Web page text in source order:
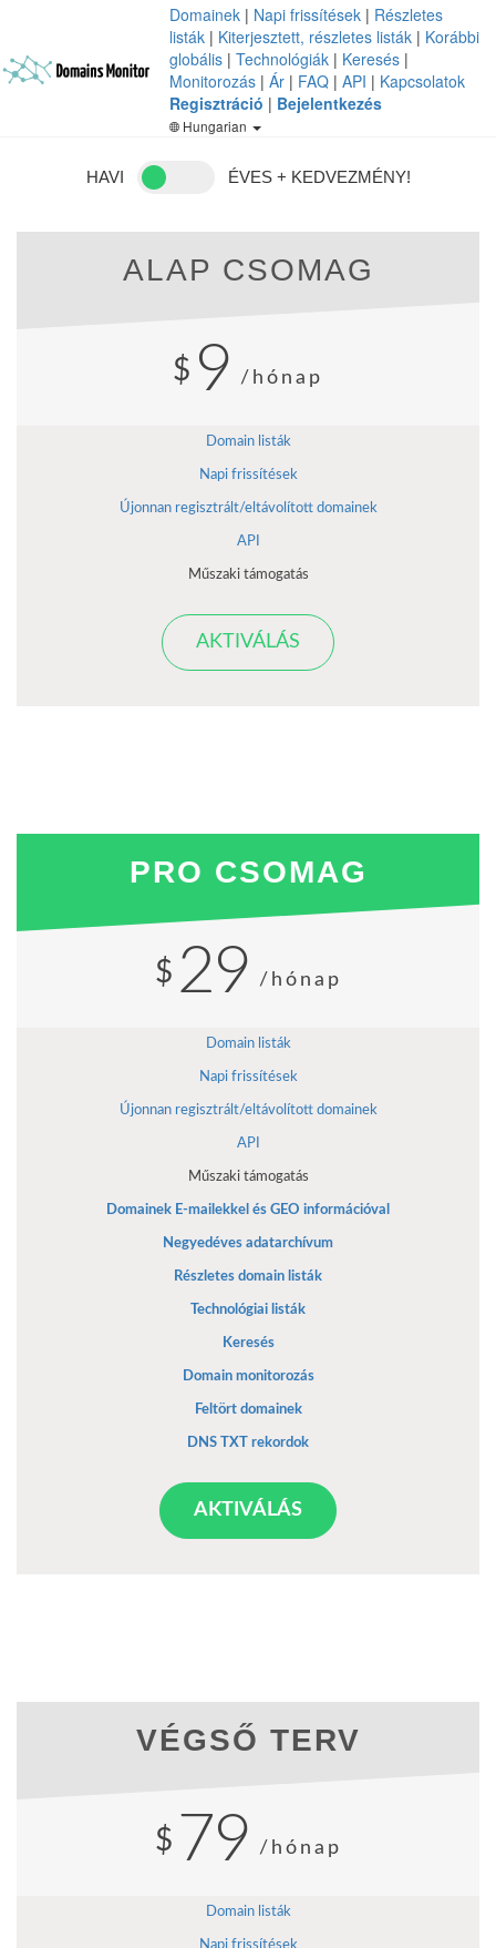
Domainek | Napi frissítések | Részletes
listák | Kiterjesztett, részletes listák | Korábbi
globális | Technológiák | Keresés |
Monitorozás | Ár | FAQ | API | Kapcsolatok
Regisztráció | Bejelentkezés
Hungarian
HAVI ÉVES + KEDVEZMÉNY!
ALAP CSOMAG
$ 9 /hónap
Domain listák
Napi frissítések
Újonnan regisztrált/eltávolított domainek
API
Műszaki támogatás
AKTIVÁLÁS
PRO CSOMAG
$ 29 /hónap
Domain listák
Napi frissítések
Újonnan regisztrált/eltávolított domainek
API
Műszaki támogatás
Domainek E-mailekkel és GEO információval
Negyedéves adatarchívum
Részletes domain listák
Technológiai listák
Keresés
Domain monitorozás
Feltört domainek
DNS TXT rekordok
AKTIVÁLÁS
VÉGSŐ TERV
$ 79 /hónap
Domain listák